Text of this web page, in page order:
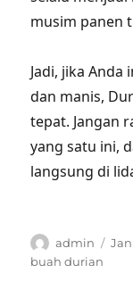
musim panen
Jadi, jika
dan manis,
tepat. Jangan
yang satu ini,
langsung di
Author
admin
buah durian